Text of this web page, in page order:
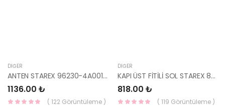
DIĞER
ANTEN STAREX 96230-4A001 HMC
1136.00 ₺
( 122 Görüntüleme )
DIĞER
KAPI ÜST FİTİLİ SOL STAREX 82150-4A001 HMC
818.00 ₺
( 119 Görüntüleme )